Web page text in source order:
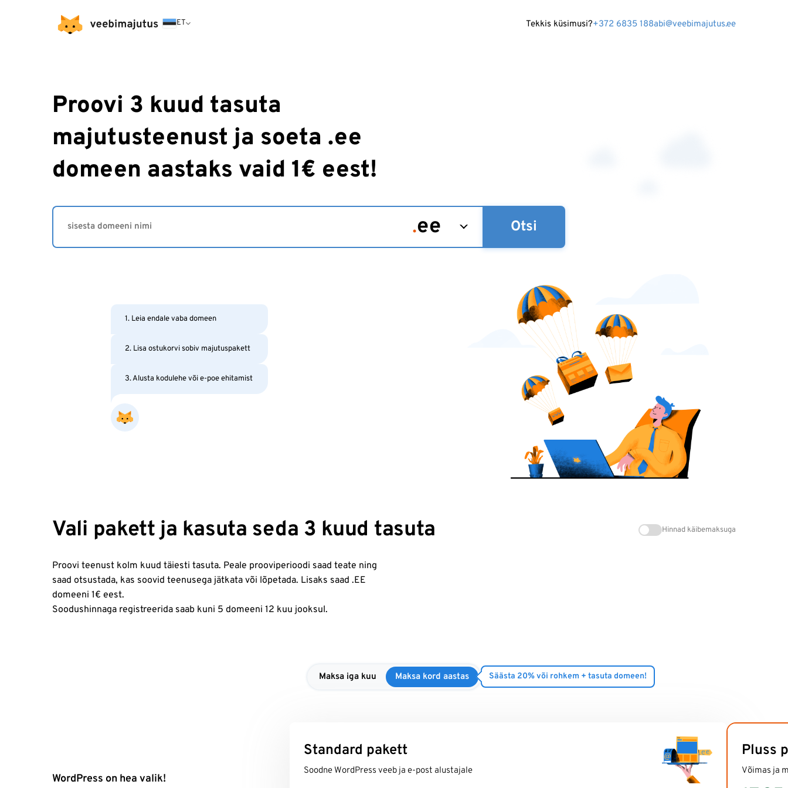
ET Tekkis küsimusi?+372 6835 188abi@veebimajutus.ee
Proovi 3 kuud tasuta
majutusteenust ja soeta .ee
domeen aastaks vaid 1€ eest!
Otsi
1. Leia endale vaba domeen
2. Lisa ostukorvi sobiv majutuspakett
3. Alusta kodulehe või e-poe ehitamist
Vali pakett ja kasuta seda 3 kuud tasuta Hinnad käibemaksuga
Proovi teenust kolm kuud täiesti tasuta. Peale prooviperioodi saad teate ning
saad otsustada, kas soovid teenusega jätkata või lõpetada. Lisaks saad .EE
domeeni 1€ eest.
Soodushinnaga registreerida saab kuni 5 domeeni 12 kuu jooksul.
Maksa iga kuu Maksa kord aastas Säästa 20% või rohkem + tasuta domeen!
WordPress on hea valik!
Standard pakett
Soodne WordPress veeb ja e-post alustajale
Pluss
Võimas ja